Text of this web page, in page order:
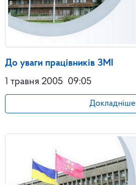
До уваги працівників ЗМІ
1 травня 2005 09:05
Докладніше